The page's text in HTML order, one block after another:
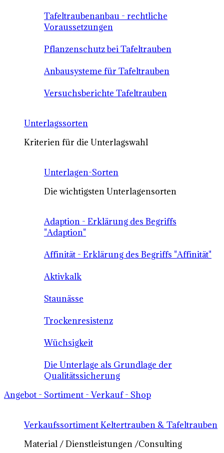
Tafeltraubenanbau - rechtliche
Voraussetzungen
Pflanzenschutz bei Tafeltrauben
Anbausysteme für Tafeltrauben
Versuchsberichte Tafeltrauben
Unterlagssorten
Kriterien für die Unterlagswahl
Unterlagen-Sorten
Die wichtigsten Unterlagensorten
Adaption - Erklärung des Begriffs
"Adaption"
Affinität - Erklärung des Begriffs "Affinität"
Aktivkalk
Staunässe
Trockenresistenz
Wüchsigkeit
Die Unterlage als Grundlage der
Qualitätssicherung
Angebot - Sortiment - Verkauf - Shop
Verkaufssortiment Keltertrauben & Tafeltrauben
Material / Dienstleistungen /Consulting